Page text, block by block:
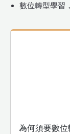
數位轉型學習
為何須要數位